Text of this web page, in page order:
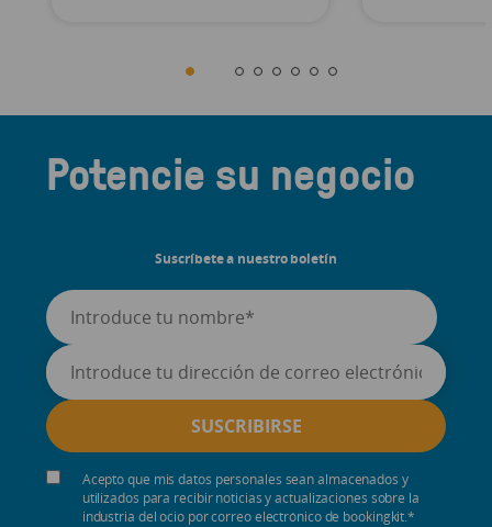
Potencie su negocio
Suscríbete a nuestro boletín
Acepto que mis datos personales sean almacenados y
utilizados para recibir noticias y actualizaciones sobre la
industria del ocio por correo electrónico de bookingkit.*